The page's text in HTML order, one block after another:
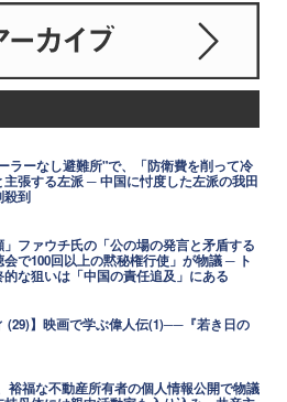
ラーなし避難所"で、「防衛費を削って冷
主張する左派 ─ 中国に忖度した左派の我田
殺到
」ファウチ氏の「公の場の発言と矛盾する
で100回以上の黙秘権行使」が物議 ─ ト
な狙いは「中国の責任追及」にある
(29)】映画で学ぶ偉人伝(1)──『若き日の
裕福な不動産所有者の個人情報公開で物議